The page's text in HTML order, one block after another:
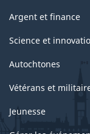
Argent et finance
Science et
Autochtones
Vétérans et
Jeunesse